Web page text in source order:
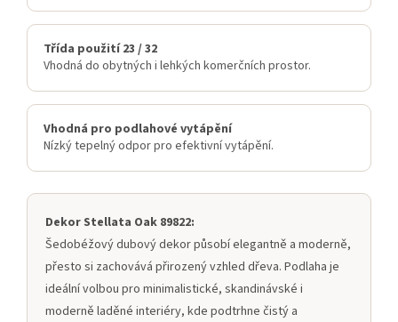
Třída použití 23 / 32
Vhodná do obytných i lehkých komerčních prostor.
Vhodná pro podlahové vytápění
Nízký tepelný odpor pro efektivní vytápění.
Dekor Stellata Oak 89822:
Šedobéžový dubový dekor působí elegantně a moderně,
přesto si zachovává přirozený vzhled dřeva. Podlaha je
ideální volbou pro minimalistické, skandinávské i
moderně laděné interiéry, kde podtrhne čistý a